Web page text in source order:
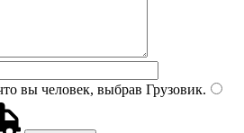
вы человек, выбрав Грузовик.